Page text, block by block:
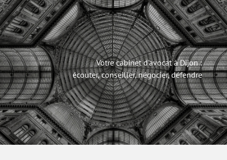
Votre cabinet d'avocat à Dijon :
écouter, conseiller, négocier, défendre